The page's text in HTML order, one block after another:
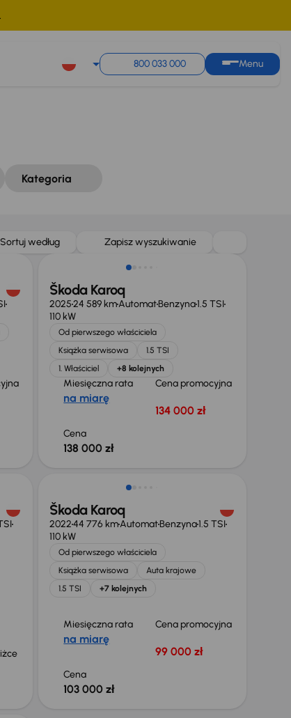
.
800 033 000 Menu
Kategoria
Sortuj według Zapisz wyszukiwanie
Od nowego taniej o 22 600 zł
Škoda Karoq
202524 589 kmAutomatBenzyna1.5 TSI
110 kW
Od pierwszego właściciela
Książka serwisowa
1.5 TSI
1. Właściciel
+8 kolejnych
Miesięczna rata
na miarę
Cena promocyjna
134 000 zł
Cena
138 000 zł
Škoda Karoq
202244 776 kmAutomatBenzyna1.5 TSI
110 kW
Od pierwszego właściciela
Książka serwisowa
Auta krajowe
1.5 TSI
+7 kolejnych
Miesięczna rata
na miarę
Cena promocyjna
99 000 zł
Cena
103 000 zł